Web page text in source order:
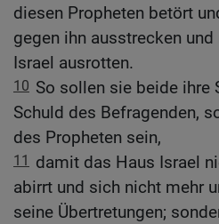
diesen Propheten betört
gegen ihn ausstrecken
Israel ausrotten.
10 So sollen sie beide ihre
Schuld des Befragenden,
des Propheten sein,
11
damit das Haus Israel
abirrt und sich nicht mehr
seine Übertretungen;